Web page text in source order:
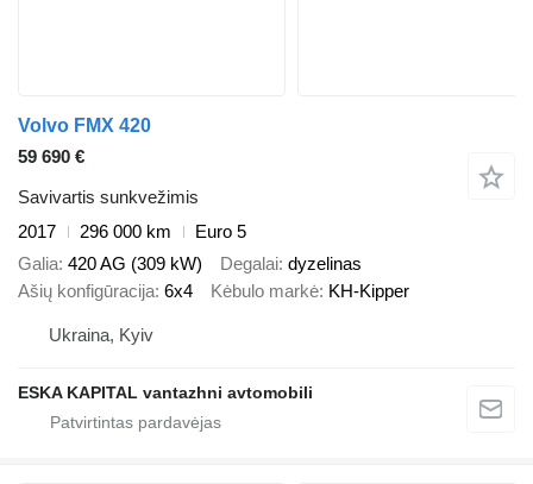
Volvo FMX 420
59 690 €
Savivartis sunkvežimis
2017
296 000 km
Euro 5
Galia 420 AG (309 kW) Degalai dyzelinas
Ašių konfigūracija 6x4 Kėbulo markė KH-Kipper
Ukraina, Kyiv
ESKA KAPITAL vantazhni avtomobili